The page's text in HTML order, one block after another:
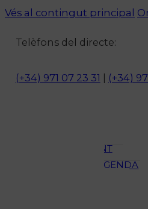
Vés al contingut principal
Telèfons del directe:
(+34) 971 07 23 31 (+34)
OCI
AMBIENT
AGENDA